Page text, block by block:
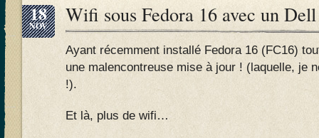
18
NOV Wifi sous Fedora 16 avec un
Ayant récemment installé Fedora 16 (FC16)
une malencontreuse mise à jour ! (laquelle, je
!).
Et là, plus de wifi…